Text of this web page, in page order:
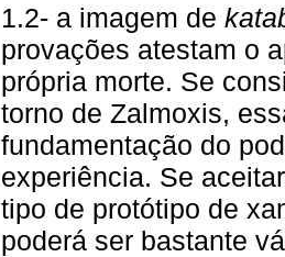
1.2- a imagem de
provações atestam o
própria morte. Se
torno de Zalmoxis,
fundamentação do
experiência. Se
tipo de protótipo de
poderá ser bastante